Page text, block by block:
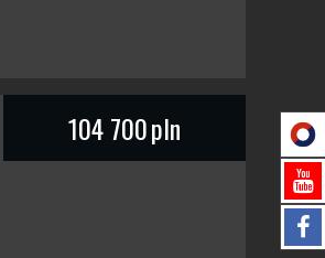
104 700pln